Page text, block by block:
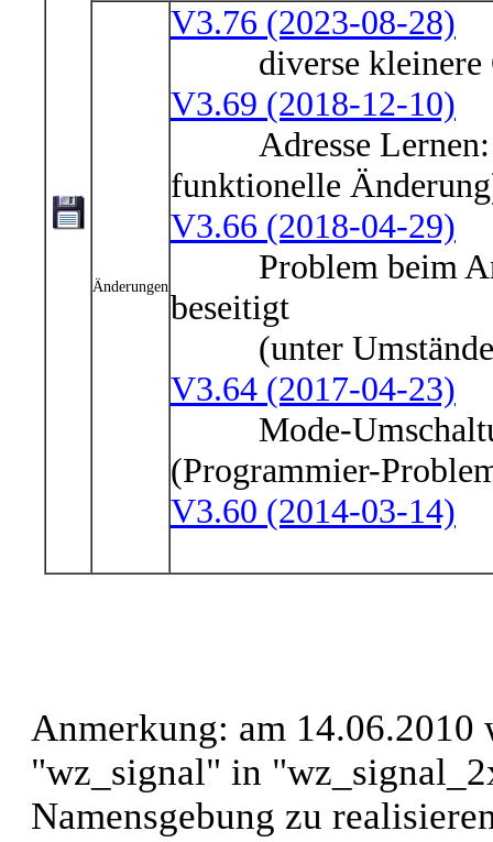
Änderungen
V3.76 (2023-08-28)
diverse kleinere
V3.69 (2018-12-10)
Adresse Lernen:
funktionelle
V3.66 (2018-04-29)
Problem beim
beseitigt
(unter Umständen
V3.64 (2017-04-23)
Mode-
(Programmier-
V3.60 (2014-03-14)
Anmerkung: am 14.06.2010
"wz_signal" in
Namensgebung zu